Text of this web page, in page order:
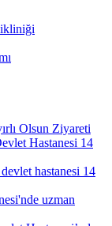
Olsun Ziyareti
Hastanesi 14
hastanesi 14
uzman